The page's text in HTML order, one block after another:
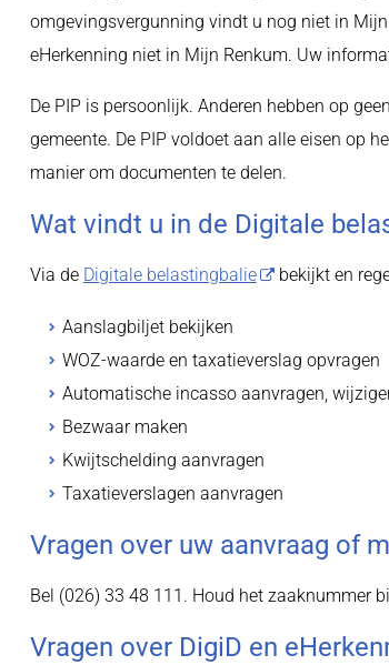
omgevingsvergunning vindt u nog niet in
eHerkenning niet in Mijn Renkum. Uw
De PIP is persoonlijk. Anderen hebben op
gemeente. De PIP voldoet aan alle eisen op
manier om documenten te delen.
Wat vindt u in de Digitale
Via de Digitale belastingbalie bekijkt en
Aanslagbiljet bekijken
WOZ-waarde en taxatieverslag opvragen
Automatische incasso aanvragen,
Bezwaar maken
Kwijtschelding aanvragen
Taxatieverslagen aanvragen
Vragen over uw aanvraag of
Bel (026) 33 48 111. Houd het zaaknummer
Vragen over DigiD en